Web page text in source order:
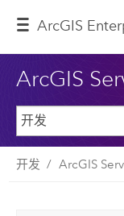
ArcGIS
ArcGIS
开发 ArcGIS